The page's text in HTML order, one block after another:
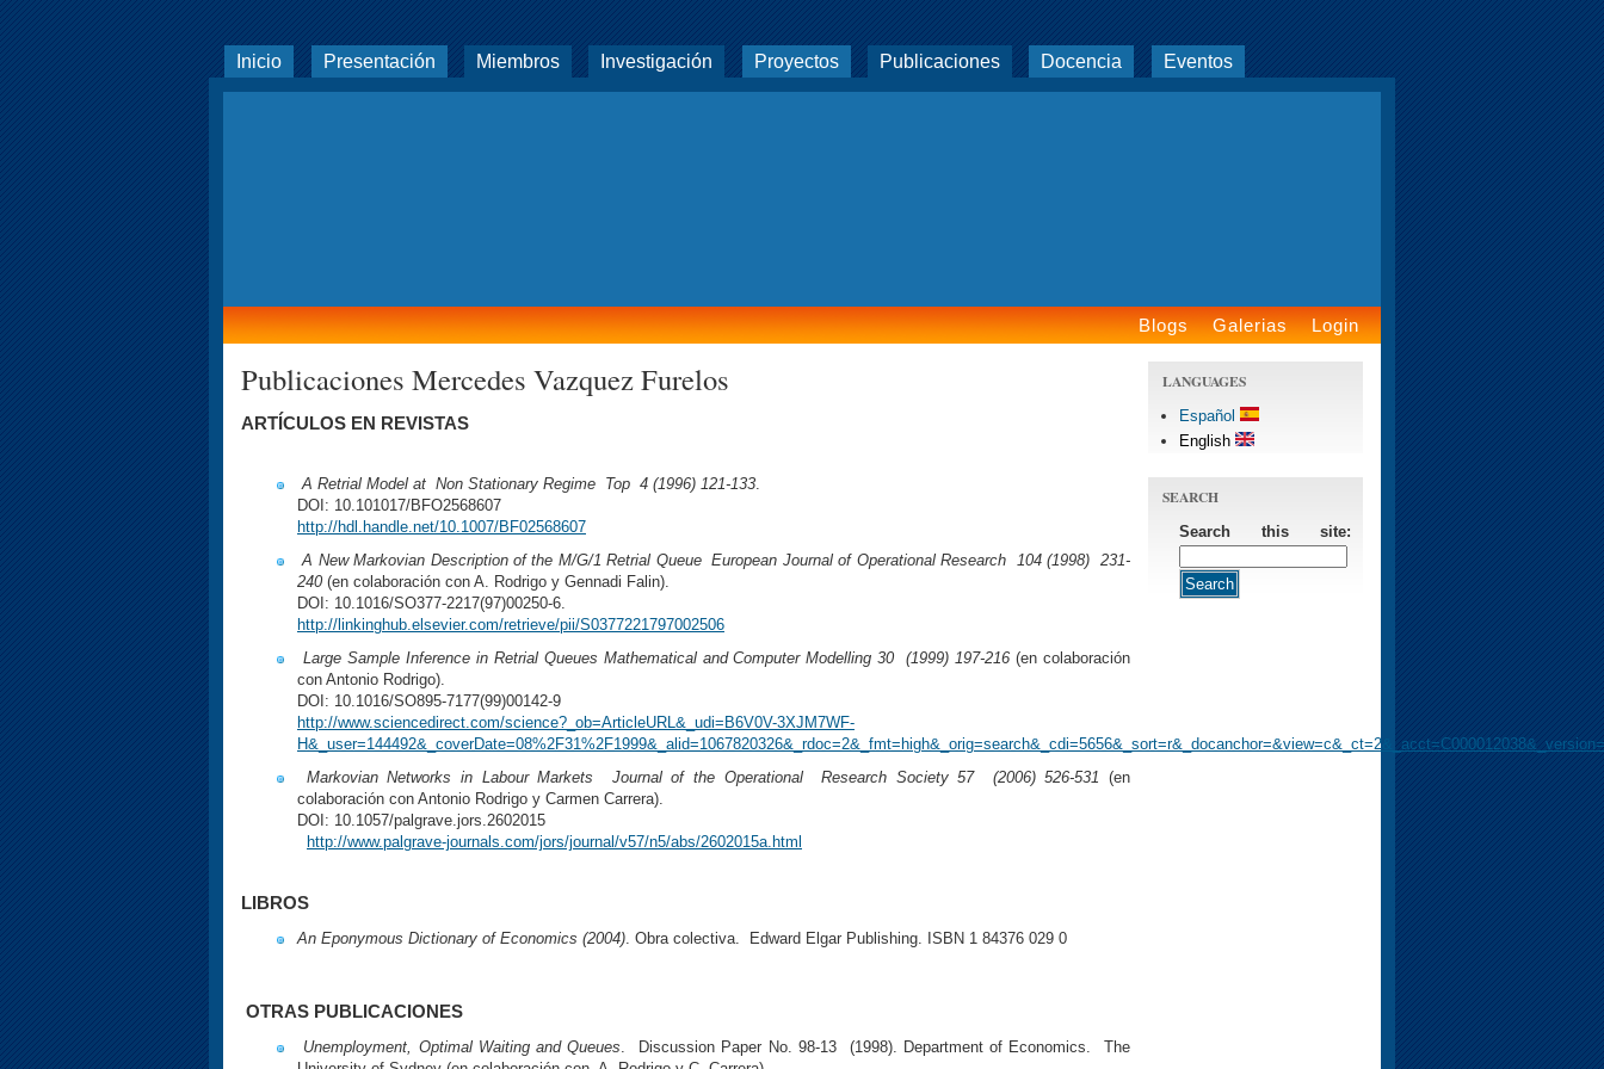
Inicio Presentación Miembros Investigación Proyectos Publicaciones Docencia Eventos
Blogs Galerias Login
Publicaciones Mercedes Vazquez Furelos
ARTÍCULOS EN REVISTAS
A Retrial Model at Non Stationary Regime Top 4 (1996) 121-133.
DOI: 10.101017/BFO2568607
http://hdl.handle.net/10.1007/BF02568607
A New Markovian Description of the M/G/1 Retrial Queue European Journal of Operational Research 104 (1998) 231-
240 (en colaboración con A. Rodrigo y Gennadi Falin).
DOI: 10.1016/SO377-2217(97)00250-6.
http://linkinghub.elsevier.com/retrieve/pii/S0377221797002506
Large Sample Inference in Retrial Queues Mathematical and Computer Modelling 30 (1999) 197-216(en colaboración
con Antonio Rodrigo).
DOI: 10.1016/SO895-7177(99)00142-9
http://www.sciencedirect.com/science?_ob=ArticleURL&_udi=B6V0V-3XJM7WF-
Markovian Networks in Labour Markets Journal of the Operational Research Society 57 (2006) 526-531(en
colaboración con Antonio Rodrigo y Carmen Carrera).
DOI: 10.1057/palgrave.jors.2602015
http://www.palgrave-journals.com/jors/journal/v57/n5/abs/2602015a.html
LIBROS
An Eponymous Dictionary of Economics (2004). Obra colectiva. Edward Elgar Publishing. ISBN 1 84376 029 0
OTRAS PUBLICACIONES
Unemployment, Optimal Waiting and Queues. Discussion Paper No. 98-13 (1998). Department of Economics. The
LANGUAGES
Español
English
SEARCH
Search this site: